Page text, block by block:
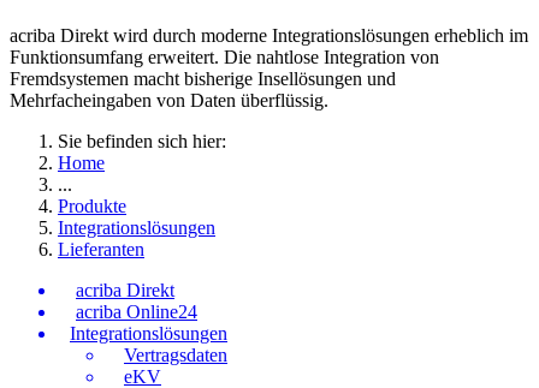
acriba Direkt wird durch moderne Integrationslösungen erheblich im
Funktionsumfang erweitert. Die nahtlose Integration von
Fremdsystemen macht bisherige Insellösungen und
Mehrfacheingaben von Daten überflüssig.
Sie befinden sich hier:
Home
...
Produkte
Integrationslösungen
Lieferanten
acriba Direkt
acriba Online24
Integrationslösungen
Vertragsdaten
eKV